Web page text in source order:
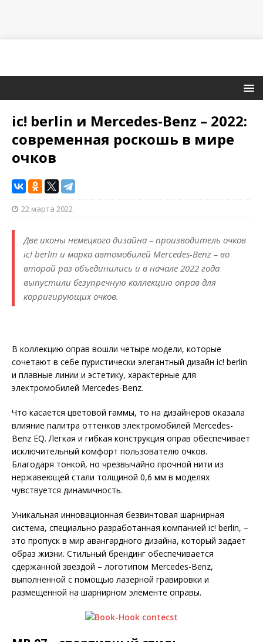
ic! berlin и Mercedes-Benz – 2022:
современная роскошь в мире
очков
22 марта 2022
Две иконы немецкого дизайна – производитель очков
ic! berlin и марка автомобилей Mercedes-Benz – во
второй раз объединились и в начале 2022 года
выпустили безупречную коллекцию оправ для
корригирующих очков.
В коллекцию оправ вошли четыре модели, которые
сочетают в себе пуристически элегантный дизайн ic! berlin
и плавные линии и эстетику, характерные для
электромобилей Mercedes-Benz.
Что касается цветовой гаммы, то на дизайнеров оказала
влияние палитра оттенков электромобилей Mercedes-
Benz EQ. Легкая и гибкая конструкция оправ обеспечивает
исключительный комфорт пользователю очков.
Благодаря тонкой, но чрезвычайно прочной нити из
нержавеющей стали толщиной 0,6 мм в моделях
чувствуется динамичность.
Уникальная инновационная безвинтовая шарнирная
система, специально разработанная компанией ic! berlin, –
это пропуск в мир авангардного дизайна, который задает
образ жизни. Стильный брендинг обеспечивается
сдержанной звездой – логотипом Mercedes-Benz,
выполненной с помощью лазерной гравировки и
размещенной на шарнирном элементе оправы.